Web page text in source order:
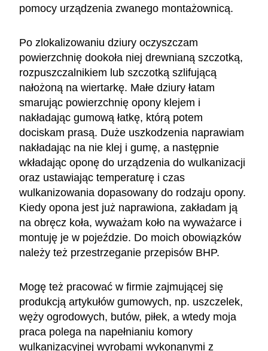
pomocy urządzenia zwanego montażownicą.
Po zlokalizowaniu dziury oczyszczam
powierzchnię dookoła niej drewnianą szczotką,
rozpuszczalnikiem lub szczotką szlifującą
nałożoną na wiertarkę. Małe dziury łatam
smarując powierzchnię opony klejem i
nakładając gumową łatkę, którą potem
dociskam prasą. Duże uszkodzenia naprawiam
nakładając na nie klej i gumę, a następnie
wkładając oponę do urządzenia do wulkanizacji
oraz ustawiając temperaturę i czas
wulkanizowania dopasowany do rodzaju opony.
Kiedy opona jest już naprawiona, zakładam ją
na obręcz koła, wyważam koło na wyważarce i
montuję je w pojeździe. Do moich obowiązków
należy też przestrzeganie przepisów BHP.
Mogę też pracować w firmie zajmującej się
produkcją artykułów gumowych, np. uszczelek,
węży ogrodowych, butów, piłek, a wtedy moja
praca polega na napełnianiu komory
wulkanizacyjnej wyrobami wykonanymi z